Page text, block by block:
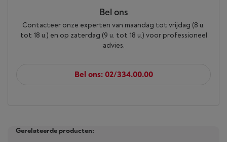
Bel ons
Contacteer onze experten van maandag tot vrijdag (8 u.
tot 18 u.) en op zaterdag (9 u. tot 18 u.) voor professioneel
advies.
Bel ons: 02/334.00.00
Gerelateerde producten: